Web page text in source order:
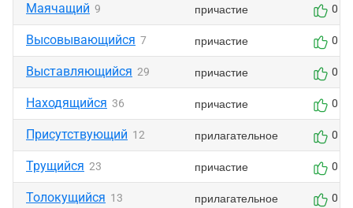
Маячащий 9 причастие 0
Высовывающийся 7 причастие 0
Выставляющийся 29 причастие 0
Находящийся 36 причастие 0
Присутствующий 12 прилагательное 0
Трущийся 23 причастие 0
Толокущийся 13 прилагательное 0